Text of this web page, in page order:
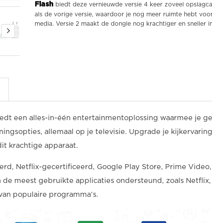
Flash biedt deze vernieuwde versie 4 keer zoveel
als de vorige versie, waardoor je nog meer ruimte hebt
media. Versie 2 maakt de dongle nog krachtiger en sneller
een alles-in-één entertainmentoplossing waarmee je
allemaal op je televisie. Upgrade je
krachtige apparaat.
Netflix-gecertificeerd, Google Play Store, Prime Video,
meest gebruikte applicaties ondersteund, zoals Netflix,
populaire programma’s.